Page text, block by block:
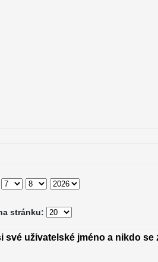
stránku:
své uživatelské jméno a nikdo